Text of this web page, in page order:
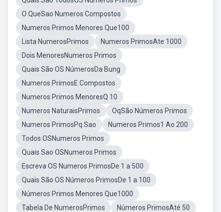
O QueSao Numeros Compostos
Numeros Primos Menores Que100
Lista NumerosPrimos
Numeros PrimosAte 1000
Dois MenoresNumeros Primos
Quais São OS NúmerosDa Bung
Numeros PrimosE Compostos
Numeros Primos MenoresQ 10
Numeros NaturaisPrimos
OqSão Números Primos
Numeros PrimosPq Sao
Numeros Primos1 Ao 200
Todos OSNumeros Primos
Quais Sao OSNumeros Primos
Escreva OS Numeros PrimosDe 1 a 500
Quais São OS Números PrimosDe 1 a 100
Números Primos Menores Que1000
Tabela De NumerosPrimos
Números PrimosAté 50